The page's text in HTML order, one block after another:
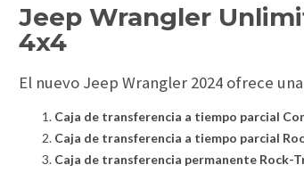
Jeep Wrangler
4x4
El nuevo Jeep Wrangler 2024 ofrece
Caja de transferencia a tiempo parcial
Caja de transferencia a tiempo parcial
Caja de transferencia permanente Rock-